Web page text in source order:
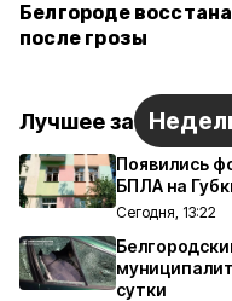
Белгороде
после грозы
Лучшее за
Появились
БПЛА на
Сегодня, 13:22
сутки